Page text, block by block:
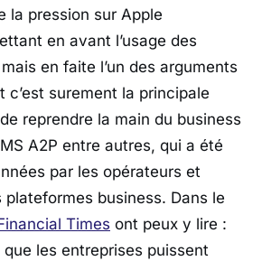
la pression sur Apple
en avant l’usage des
en faite l’un des arguments
surement la principale
reprendre la main du business
A2P entre autres, qui a été
par les opérateurs et
plateformes business. Dans le
Times ont peux y lire :
les entreprises puissent